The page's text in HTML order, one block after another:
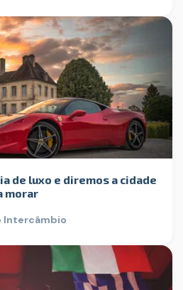
de luxo e diremos a cidade
morar
Intercâmbio